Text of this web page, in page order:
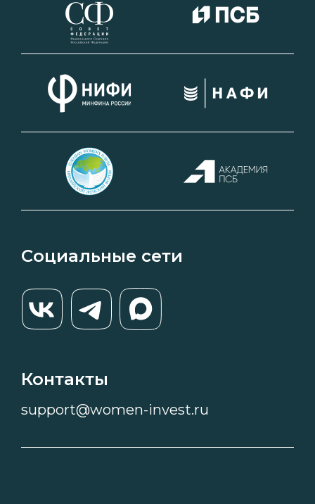
Социальные сети
Контакты
support@women-invest.ru